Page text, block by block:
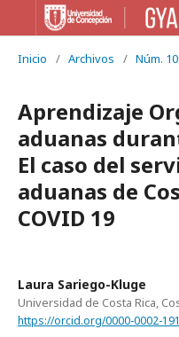
Inicio / Archivos / Núm.
Aprendizaje
aduanas
El caso del
aduanas de
COVID 19
Laura Sariego-Kluge
Universidad de Costa Rica,
https://orcid.org/0000-0002-